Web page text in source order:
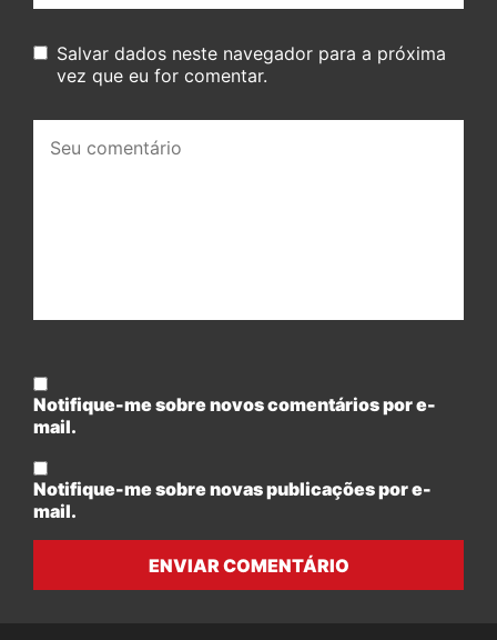
Salvar dados neste navegador para a próxima
vez que eu for comentar.
comentário:
Notifique-me sobre novos comentários por e-
mail.
Notifique-me sobre novas publicações por e-
mail.
ENVIAR COMENTÁRIO